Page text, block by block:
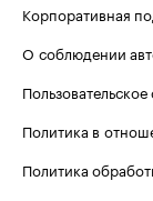
Корпоративная
О соблюдении
Политика в
Политика